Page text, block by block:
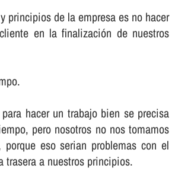
principios de la empresa es no hacer
en la finalización de nuestros
hacer un trabajo bien se precisa
pero nosotros no nos tomamos
porque eso serian problemas con el
trasera a nuestros principios.